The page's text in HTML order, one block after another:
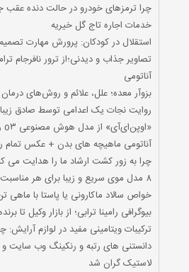
چرا ترمزهای خودرو در حالت دنده
خدمات اجاره تاج گل خیریه
استقلال در کودکان: پرورش مهارت
تصاویر جذاب و دیدنی؛از ترور نافرجام
آناتومی
بزوآر معده؛ علل، علائم و روش‌های درمان
روایت نجات یک اعدامی توسط صادق
«اوپن‌ای‌آی» از مدل هوش مصنوعی o3 رونمایی کرد
آناتومی ماهیچه های بدن + عکس تمام
چرا به زور کشت ارشاد ما را هدایت می
8 مدل موی سریع و زیبا برای هر مناسبت
خواص سالاد ماکارونی یا پاستا با
بیوگرافی رامینا ترابی؛ از بازار وکیل تا
ترکیبات ویتامینی مفید در لوازم
دانستنی های رتبه و رنکینگ وب سایت و
لاستیک گران شد